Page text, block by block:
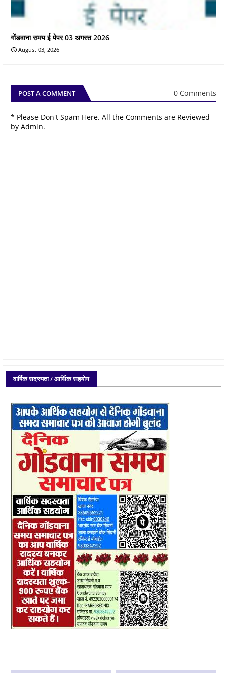
गोंडवाना समय ई पेपर 03 अगस्त 2026
August 03, 2026
POST A COMMENT 0 Comments
* Please Don't Spam Here. All the Comments are Reviewed
by Admin.
वार्षिक सदस्यता / आर्थिक सहयोग